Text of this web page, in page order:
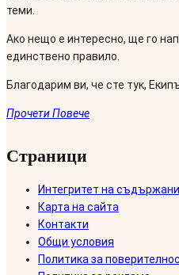
теми.
Ако нещо е интересно, ще го
единствено правило.
Благодарим ви, че сте тук,
Прочети Повече
Страници
Интегритет на
Карта на сайта
Контакти
Общи условия
Политика за